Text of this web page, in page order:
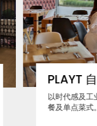
PLAYT
以时代感及工
餐及单点菜式。